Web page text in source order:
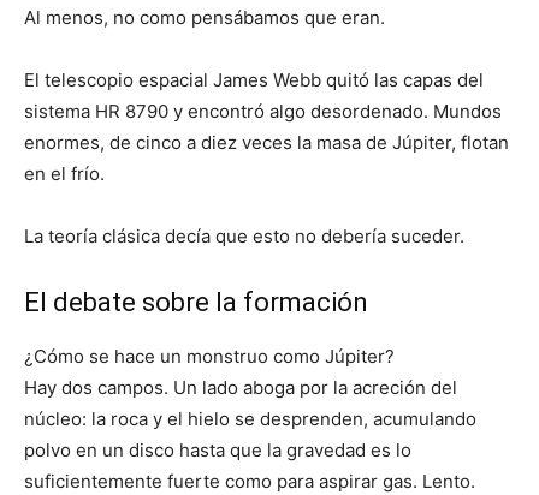
Al menos, no como pensábamos que eran.
El telescopio espacial James Webb quitó las capas del
sistema HR 8790 y encontró algo desordenado. Mundos
enormes, de cinco a diez veces la masa de Júpiter, flotan
en el frío.
La teoría clásica decía que esto no debería suceder.
El debate sobre la formación
¿Cómo se hace un monstruo como Júpiter?
Hay dos campos. Un lado aboga por la acreción del
núcleo: la roca y el hielo se desprenden, acumulando
polvo en un disco hasta que la gravedad es lo
suficientemente fuerte como para aspirar gas. Lento.